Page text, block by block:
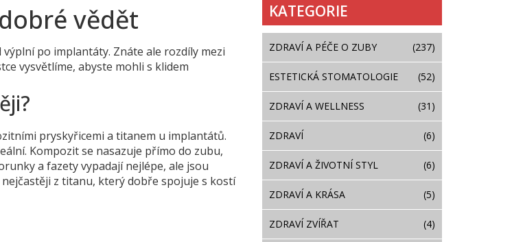
vědět
po implantáty. Znáte ale rozdíly mezi
vysvětlíme, abyste mohli s klidem
pryskyřicemi a titanem u implantátů.
Kompozit se nasazuje přímo do zubu,
a fazety vypadají nejlépe, ale jsou
z titanu, který dobře spojuje s kostí
KATEGORIE
ZDRAVÍ A PÉČE O ZUBY (237)
ESTETICKÁ STOMATOLOGIE (52)
ZDRAVÍ A WELLNESS (31)
ZDRAVÍ (6)
ZDRAVÍ A ŽIVOTNÍ STYL (6)
ZDRAVÍ A KRÁSA (5)
ZDRAVÍ ZVÍŘAT (4)